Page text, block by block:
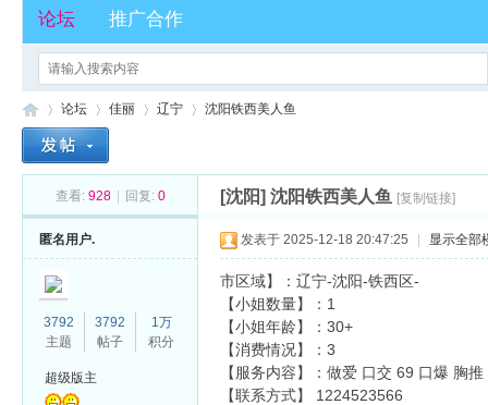
论坛 推广合作
论坛
›
佳丽
›
辽宁 沈阳铁西美人鱼
查看: 928 回复: 0 [沈阳]沈阳铁西美人鱼 [复制链接]
匿名用户.
3792
主题
3792
帖子
1万
积分
超级版主
发表于 2025-12-18 20:47:25 显示全部
市区域】：辽宁-沈阳-铁西区-
【小姐数量】：1
【小姐年龄】：30+
【消费情况】：3
【服务内容】：做爱 口交 69 口爆 胸
【联系方式】
1224523566